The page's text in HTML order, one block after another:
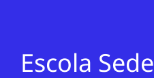
Escola Sede